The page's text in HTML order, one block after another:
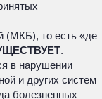
(МКБ), то есть «де
.
в нарушении
и других систем
болезненных